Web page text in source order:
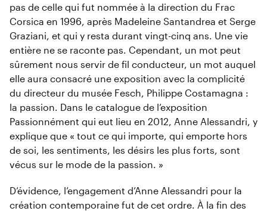
pas de celle qui fut nommée à la direction du Frac
Corsica en 1996, après Madeleine Santandrea et Serge
Graziani, et qui y resta durant vingt-cinq ans. Une vie
entière ne se raconte pas. Cependant, un mot peut
sûrement nous servir de fil conducteur, un mot auquel
elle aura consacré une exposition avec la complicité
du directeur du musée Fesch, Philippe Costamagna :
la passion. Dans le catalogue de l’exposition
Passionnément qui eut lieu en 2012, Anne Alessandri, y
explique que « tout ce qui importe, qui emporte hors
de soi, les sentiments, les désirs les plus forts, sont
vécus sur le mode de la passion. »
D’évidence, l’engagement d’Anne Alessandri pour la
création contemporaine fut de cet ordre. À la fin des